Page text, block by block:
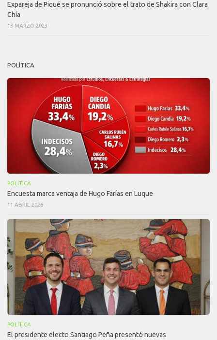
Expareja de Piqué se pronunció sobre el trato de Shakira con Clara
Chía
13 MARZO 2023
POLÍTICA
POLÍTICA
Encuesta marca ventaja de Hugo Farías en Luque
11 ABRIL 2026
POLÍTICA
El presidente electo Santiago Peña presentó nuevas